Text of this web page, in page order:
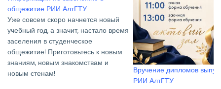
общежитие РИИ АлтГТУ
Уже совсем скоро начнется новый
учебный год, а значит, настало время
заселения в студенческое
общежитие! Приготовьтесь к новым
знаниям, новым знакомствам и
новым стенам!
Вручение дипломов
РИИ АлтГТУ